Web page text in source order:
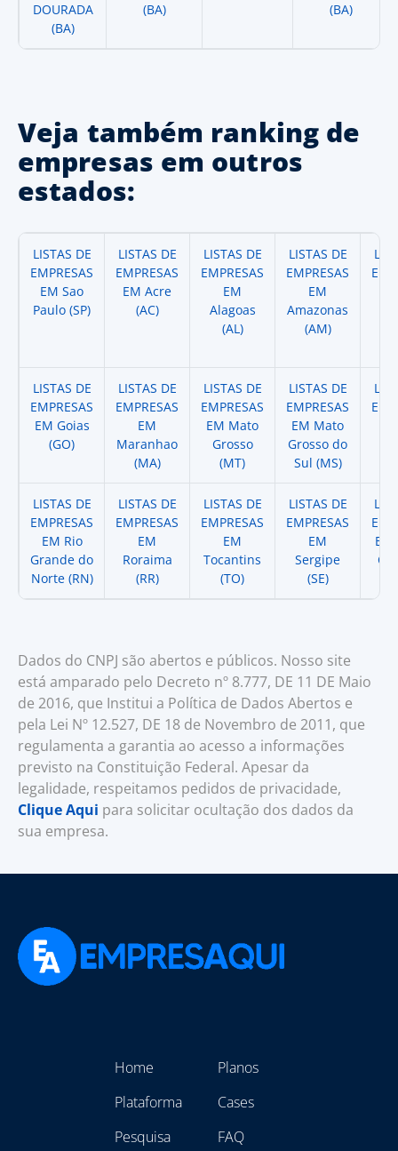
DOURADA
(BA)
(BA)
(BA)
Veja também ranking de
empresas em outros
estados:
LISTAS DE
EMPRESAS
EM Sao
Paulo (SP)
LISTAS DE
EMPRESAS
EM Acre
(AC)
LISTAS DE
EMPRESAS
EM
Alagoas
(AL)
LISTAS DE
EMPRESAS
EM
Amazonas
(AM)
LISTAS DE
EMPRESAS
EM Goias
(GO)
LISTAS DE
EMPRESAS
EM
Maranhao
(MA)
LISTAS DE
EMPRESAS
EM Mato
Grosso
(MT)
LISTAS DE
EMPRESAS
EM Mato
Grosso do
Sul (MS)
LISTAS DE
EMPRESAS
EM Rio
Grande do
Norte (RN)
LISTAS DE
EMPRESAS
EM
Roraima
(RR)
LISTAS DE
EMPRESAS
EM
Tocantins
(TO)
LISTAS DE
EMPRESAS
EM
Sergipe
(SE)
EM
Dados do CNPJ são abertos e públicos. Nosso site
está amparado pelo Decreto nº 8.777, DE 11 DE Maio
de 2016, que Institui a Política de Dados Abertos e
pela Lei Nº 12.527, DE 18 de Novembro de 2011, que
regulamenta a garantia ao acesso a informações
previsto na Constituição Federal. Apesar da
legalidade, respeitamos pedidos de privacidade,
Clique Aqui para solicitar ocultação dos dados da
sua empresa.
Home
Plataforma
Pesquisa
Planos
Cases
FAQ